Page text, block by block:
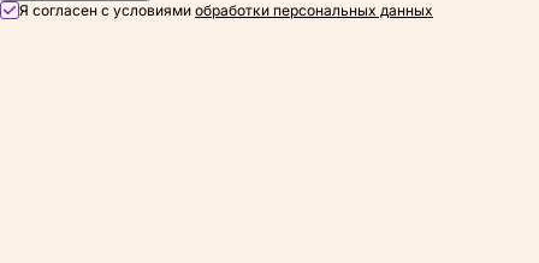
Я согласен с условиями обработки персональных данных